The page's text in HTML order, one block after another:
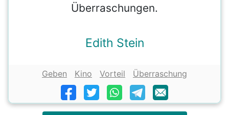
Überraschungen.
Edith Stein
Geben Kino Vorteil Überraschung